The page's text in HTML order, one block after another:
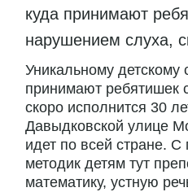
куда принимают
нарушением слуха,
Уникальному детскому
принимают ребятишек
скоро исполнится 30
Давыдковской улице
идет по всей стране.
методик детям тут
математику, устную